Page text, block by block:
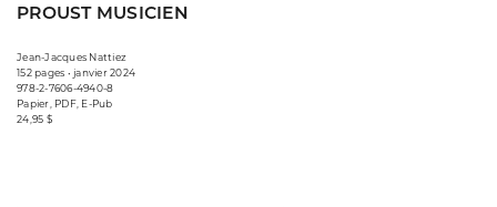
PROUST MUSICIEN
Jean-Jacques Nattiez
152 pages • janvier 2024
978-2-7606-4940-8
Papier, PDF, E-Pub
24,95 $